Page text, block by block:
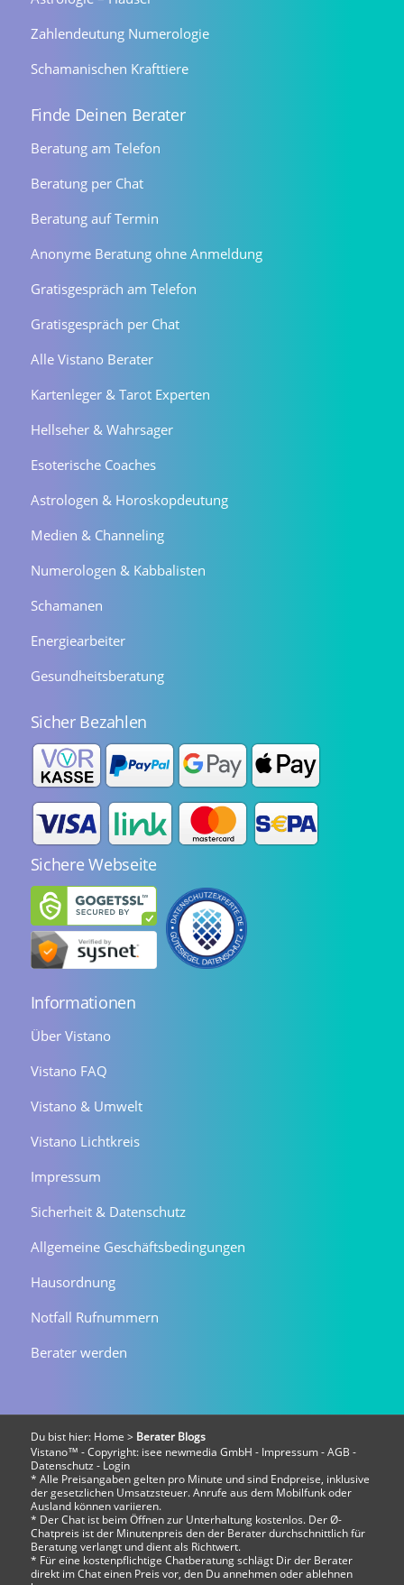
Zahlendeutung Numerologie
Schamanischen Krafttiere
Finde Deinen Berater
Beratung am Telefon
Beratung per Chat
Beratung auf Termin
Anonyme Beratung ohne Anmeldung
Gratisgespräch am Telefon
Gratisgespräch per Chat
Alle Vistano Berater
Kartenleger & Tarot Experten
Hellseher & Wahrsager
Esoterische Coaches
Astrologen & Horoskopdeutung
Medien & Channeling
Numerologen & Kabbalisten
Schamanen
Energiearbeiter
Gesundheitsberatung
Sicher Bezahlen
Sichere Webseite
Informationen
Über Vistano
Vistano FAQ
Vistano & Umwelt
Vistano Lichtkreis
Impressum
Sicherheit & Datenschutz
Allgemeine Geschäftsbedingungen
Hausordnung
Notfall Rufnummern
Berater werden
Du bist hier: Home > Berater Blogs
Vistano™ - Copyright: isee newmedia GmbH - Impressum-AGB -
Datenschutz - Login
* Alle Preisangaben gelten pro Minute und sind Endpreise, inklusive
der gesetzlichen Umsatzsteuer. Anrufe aus dem Mobilfunk oder
Ausland können variieren.
* Der Chat ist beim Öffnen zur Unterhaltung kostenlos. Der Ø-
Chatpreis ist der Minutenpreis den der Berater durchschnittlich für
Beratung verlangt und dient als Richtwert.
* Für eine kostenpflichtige Chatberatung schlägt Dir der Berater
direkt im Chat einen Preis vor, den Du annehmen oder ablehnen